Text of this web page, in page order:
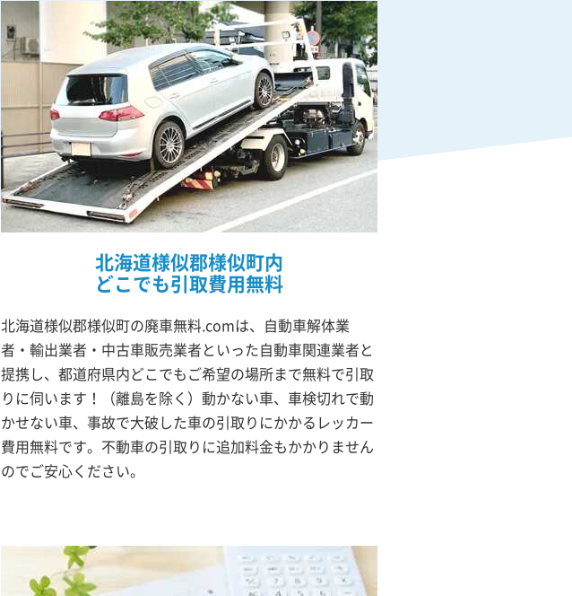
北海道様似郡様似町内
どこでも引取費用無料
北海道様似郡様似町の廃車無料.comは、自動車解体業
者・輸出業者・中古車販売業者といった自動車関連業者と
提携し、都道府県内どこでもご希望の場所まで無料で引取
りに伺います！（離島を除く）動かない車、車検切れで動
かせない車、事故で大破した車の引取りにかかるレッカー
費用無料です。不動車の引取りに追加料金もかかりません
のでご安心ください。